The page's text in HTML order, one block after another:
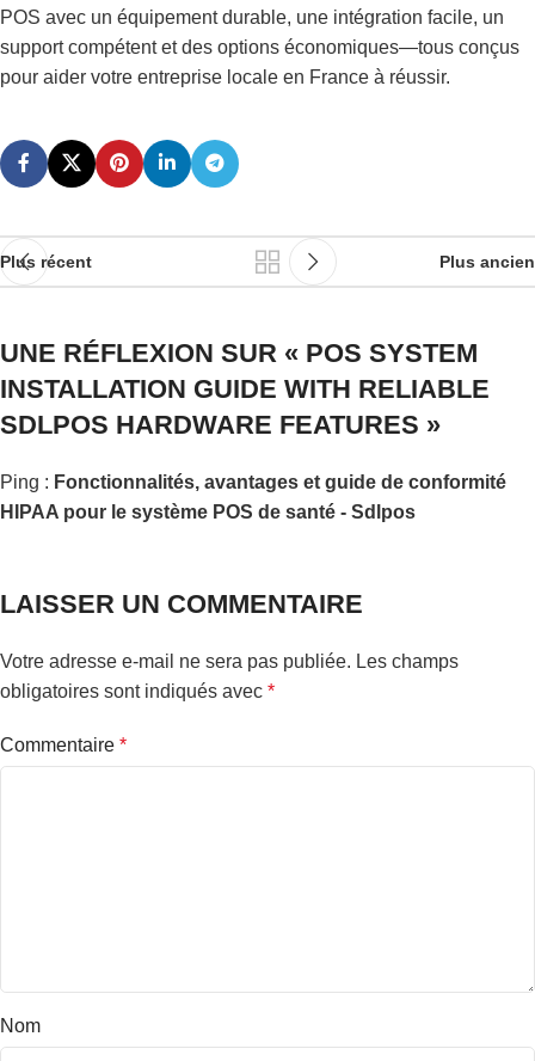
POS avec un équipement durable, une intégration facile, un
support compétent et des options économiques—tous conçus
pour aider votre entreprise locale en France à réussir.
Plus récent Plus ancien
UNE RÉFLEXION SUR « POS SYSTEM
INSTALLATION GUIDE WITH RELIABLE
SDLPOS HARDWARE FEATURES »
Ping : Fonctionnalités, avantages et guide de conformité
HIPAA pour le système POS de santé - Sdlpos
LAISSER UN COMMENTAIRE
Votre adresse e-mail ne sera pas publiée. Les champs
obligatoires sont indiqués avec *
Commentaire *
Nom